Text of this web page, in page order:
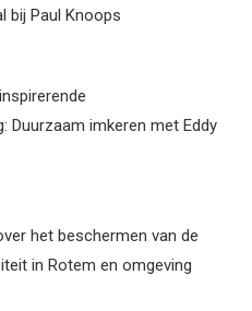
bij Paul Knoops
Duurzaam imkeren met Eddy
het beschermen van de
in Rotem en omgeving